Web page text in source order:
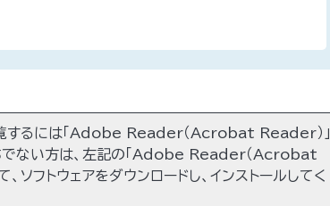
するには「Adobe Reader（Acrobat Reader）」
でない方は、左記の「Adobe Reader（Acrobat
ソフトウェアをダウンロードし、インストールしてく